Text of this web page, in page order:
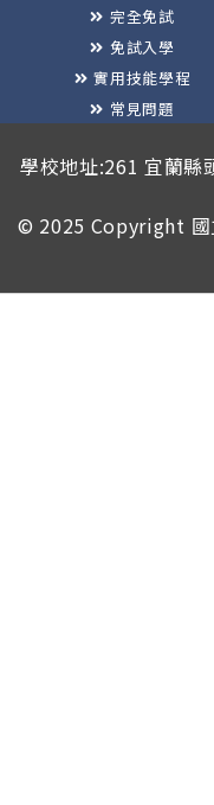
完全免試
免試入學
實用技能學程
常見問題
學校地址:261 宜蘭縣
© 2025 Copyright